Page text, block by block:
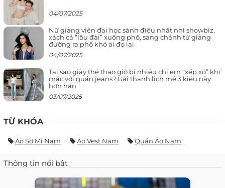
04/07/2025
Nữ giảng viên đại học sành điệu nhất nhì showbiz,
xách cả “lâu đài” xuống phố, sang chảnh từ giảng
đường ra phố khó ai đọ lại
04/07/2025
Tại sao giày thể thao giờ bị nhiều chị em “xếp xó” khi
mặc với quần jeans? Gái thanh lịch mê 3 kiểu này
hơn hẳn
03/07/2025
TỪ KHÓA
Áo Sơ Mi Nam Áo Vest Nam Quần Áo Nam
Thông tin nổi bật